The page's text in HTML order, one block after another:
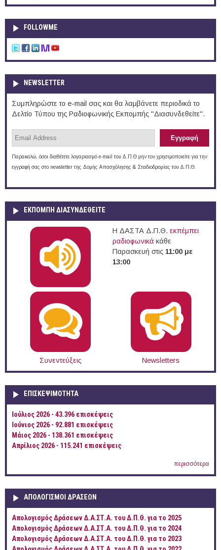
FOLLOWME
NEWSLETTER
Συμπληρώστε το e-mail σας και θα λαμβάνετε περιοδικά το
Δελτίο Τύπου της Ραδιοφωνικής Εκπομπής "Διασυνδεθείτε".
Παρακαλώ, όσοι διαθέτετε λογαριασμό e-mail του Δ.Π.Θ μην τον χρησιμοποιείτε για την
εγγραφή σας στο newsletter της Δομής Απασχόλησης & Σταδιοδρομίας του Δ.Π.Θ.
ΕΚΠΟΜΠΉ ΔΙΑΣΥΝΔΕΘΕΊΤΕ
Η ΔΑΣΤΑ Δ.Π.Θ. εκπέμπει
ραδιοφωνικά κάθε
Παρασκευή στις 11:00 με
13:00
Συνεντεύξεις Newsletters
ΕΠΙΣΚΕΨΙΜΌΤΗΤΑ
Ιούλιος 2026 - 43.396 επισκέψεις
Ιούνιος 2026 - 92.881 επισκέψεις
Μάιος 2026 - 138.361 επισκέψεις
Απρίλιος 2026 - 115.241 επισκέψεις
περισσότερα
ΑΠΟΛΟΓΙΣΜΟΊ ΔΡΆΣΕΩΝ
Απολογισμός Δράσεων Δ.Α.ΣΤ.Α. του Δ.Π.Θ. για το 2025
Απολογισμός Δράσεων Δ.Α.ΣΤ.Α. του Δ.Π.Θ. για το 2024
Απολογισμός Δράσεων Δ.Α.ΣΤ.Α. του Δ.Π.Θ. για το 2023